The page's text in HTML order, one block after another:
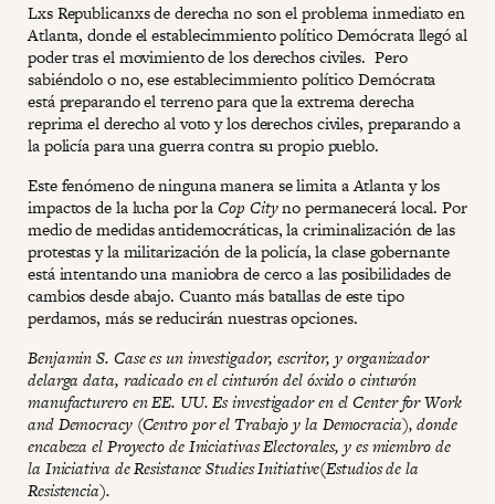
Lxs Republicanxs de derecha no son el problema inmediato en
Atlanta, donde el establecimmiento político Demócrata llegó al
poder tras el movimiento de los derechos civiles. Pero
sabiéndolo o no, ese establecimmiento político Demócrata
está preparando el terreno para que la extrema derecha
reprima el derecho al voto y los derechos civiles, preparando a
la policía para una guerra contra su propio pueblo.
Este fenómeno de ninguna manera se limita a Atlanta y los
impactos de la lucha por laCop Cityno permanecerá local. Por
medio de medidas antidemocráticas, la criminalización de las
protestas y la militarización de la policía, la clase gobernante
está intentando una maniobra de cerco a las posibilidades de
cambios desde abajo. Cuanto más batallas de este tipo
perdamos, más se reducirán nuestras opciones.
Benjamin S. Case es un investigador, escritor, y organizador
delarga data, radicado en el cinturón del óxido o cinturón
manufacturero en EE. UU. Es investigador en el Center for Work
and Democracy (Centro por el Trabajo y la Democracia), donde
encabeza el Proyecto de Iniciativas Electorales, y es miembro de
la Iniciativa de Resistance Studies Initiative(Estudios de la
Resistencia).